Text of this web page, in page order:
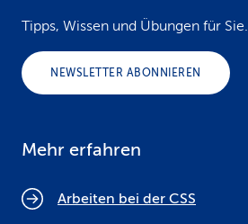
Tipps, Wissen und Übungen für Sie.
NEWSLETTER ABONNIEREN
Mehr erfahren
Arbeiten bei der CSS